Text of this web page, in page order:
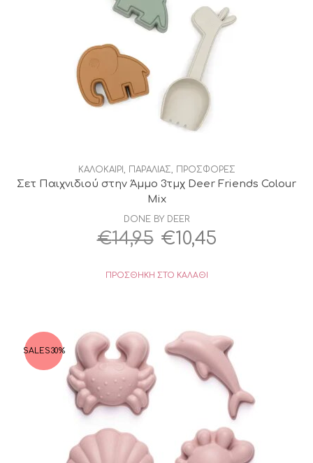
ΚΑΛΟΚΑΙΡΙ , ΠΑΡΑΛΙΑΣ, ΠΡΟΣΦΟΡΕΣ
Σετ Παιχνιδιού στην Άμμο 3τμχ Deer Friends Colour
Mix
DONE BY DEER
€14,95 Original
€10,45Η
€10,45.
ΠΡΟΣΘΉΚΗ ΣΤΟ ΚΑΛΆΘΙ
SALES30%